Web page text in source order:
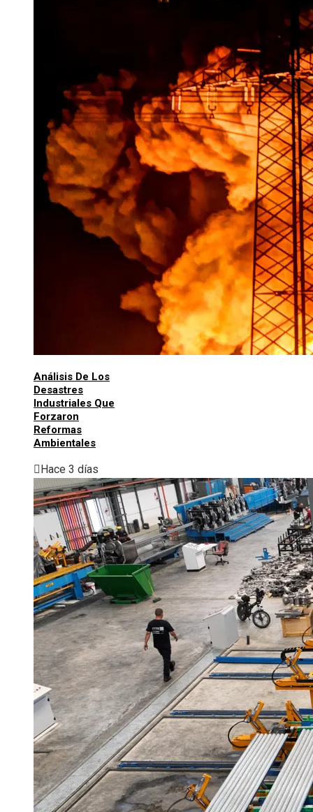
Análisis De Los
Desastres
Industriales Que
Forzaron
Reformas
Ambientales
Hace 3 días